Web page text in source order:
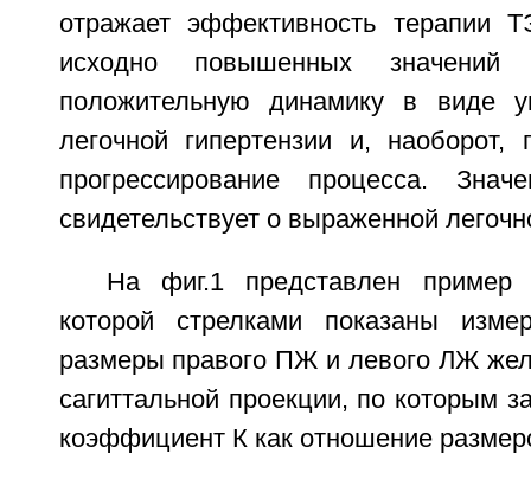
отражает эффективность терапии
исходно повышенных
положительную динамику в виде
легочной гипертензии и,
прогрессирование процесса.
свидетельствует о выраженной
На фиг.1 представлен пример
которой стрелками показаны
размеры правого ПЖ и левого ЛЖ
сагиттальной проекции, по которым
коэффициент К как отношение